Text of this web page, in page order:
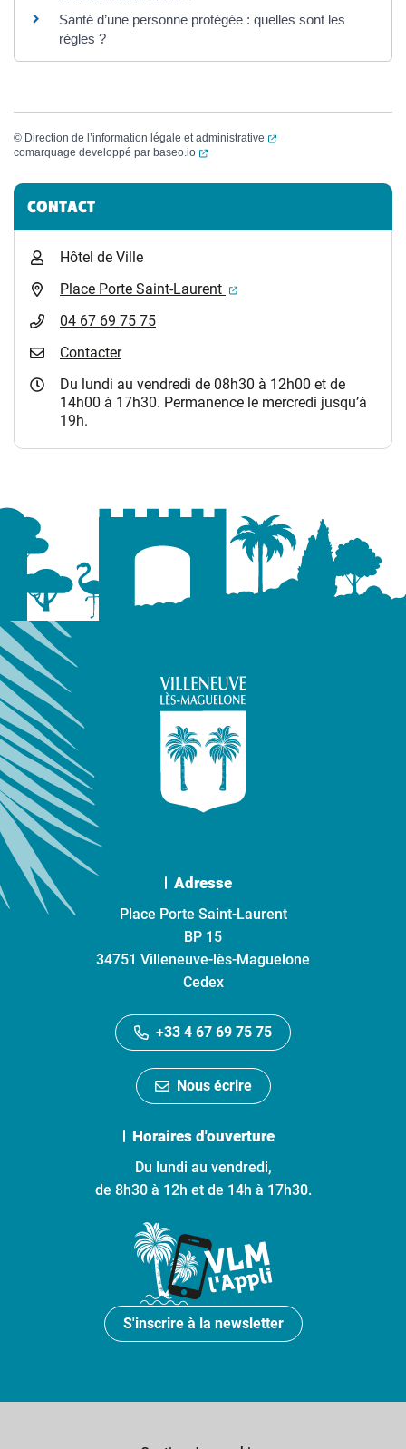
Santé d’une personne protégée : quelles sont les
règles ?
© Direction de l’information légale et administrative
(ouverture dans un
comarquage developpé par baseo.io (ouverture dans un nouvel onglet)
Informations complémentaires
CONTACT
Hôtel de Ville
Place Porte Saint-Laurent
(ouverture dans un
04 67 69 75 75
Contacter
Du lundi au vendredi de 08h30 à 12h00 et de
14h00 à 17h30. Permanence le mercredi jusqu’à
19h.
Adresse
Place Porte Saint-Laurent
BP 15
34751 Villeneuve-lès-Maguelone
Cedex
+33 4 67 69 75 75
Nous écrire
Horaires d'ouverture
Du lundi au vendredi,
de 8h30 à 12h et de 14h à 17h30.
S'inscrire à la newsletter